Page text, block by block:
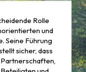
Rolle
und
Seine Führung
sicher, dass